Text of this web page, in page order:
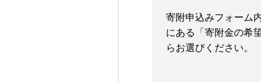
寄附申込みフォーム
にある「寄附金の希
らお選びください。